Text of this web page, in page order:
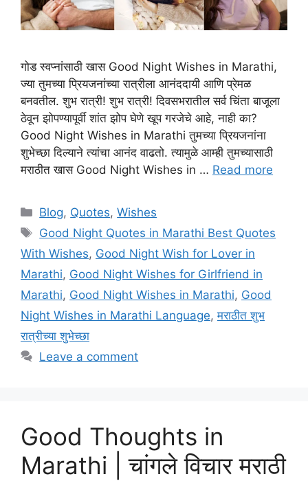
गोड स्वप्नांसाठी खास Good Night Wishes in Marathi,
ज्या तुमच्या प्रियजनांच्या रात्रीला आनंददायी आणि प्रेमळ
बनवतील. शुभ रात्री! शुभ रात्री! दिवसभरातील सर्व चिंता बाजूला
ठेवून झोपण्यापूर्वी शांत झोप घेणे खूप गरजेचे आहे, नाही का?
Good Night Wishes in Marathi तुमच्या प्रियजनांना
शुभेच्छा दिल्याने त्यांचा आनंद वाढतो. त्यामुळे आम्ही तुमच्यासाठी
मराठीत खास Good Night Wishes in … Read more
Categories
Blog, Quotes,Wishes
Tags
Good Night Quotes in Marathi Best Quotes
With Wishes, Good Night Wish for Lover in
Marathi, Good Night Wishes for Girlfriend in
Marathi, Good Night Wishes in Marathi, Good
Night Wishes in Marathi Language,मराठीत शुभ
रात्रीच्या शुभेच्छा
Leave a comment
Good Thoughts in
Marathi | चांगले विचार मराठी